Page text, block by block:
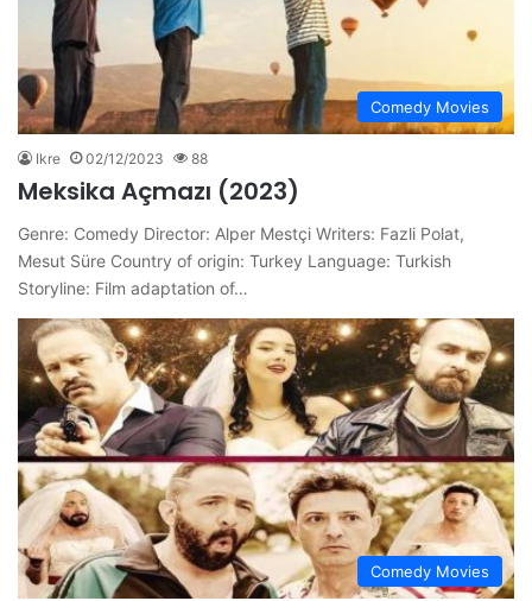
Comedy Movies
Ikre 02/12/2023 88
Meksika Açmazı (2023)
Genre: Comedy Director: Alper Mestçi Writers: Fazli Polat,
Mesut Süre Country of origin: Turkey Language: Turkish
Storyline: Film adaptation of…
Comedy Movies